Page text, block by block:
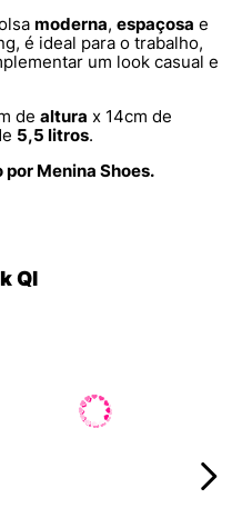
moderna, espaçosa e
é ideal para o trabalho,
um look casual e
de altura x 14cm de
5,5 litros.
Menina Shoes.
Ql